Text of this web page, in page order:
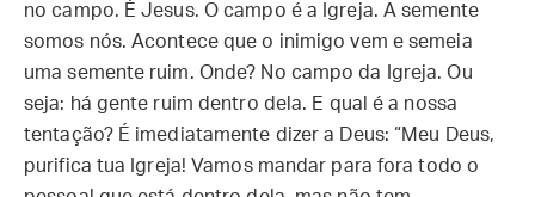
no campo. É Jesus. O campo é a Igreja. A semente
somos nós. Acontece que o inimigo vem e semeia
uma semente ruim. Onde? No campo da Igreja. Ou
seja: há gente ruim dentro dela. E qual é a nossa
tentação? É imediatamente dizer a Deus: “Meu Deus,
purifica tua Igreja! Vamos mandar para fora todo o